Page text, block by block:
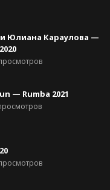
Юлиана Караулова —
— Rumba 2021